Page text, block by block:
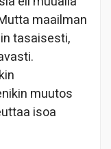
maailman
tasaisesti,
muutos
isoa